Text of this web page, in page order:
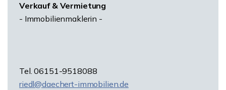
Verkauf & Vermietung
- Immobilienmaklerin -
Tel. 06151-9518088
riedl@daechert-immobilien.de